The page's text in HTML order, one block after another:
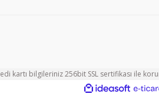
kartı bilgileriniz 256bit SSL sertifikası ile
ideasoft